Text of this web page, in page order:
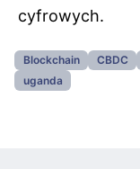
cyfrowych.
Blockchain CBDC
uganda